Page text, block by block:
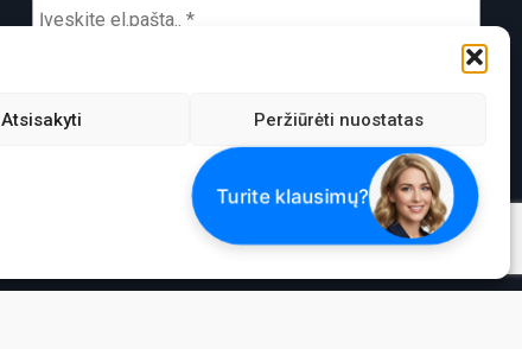
Atsisakyti Peržiūrėti nuostatas
PVM MOKĖTOJO KODAS:
LT100003826418